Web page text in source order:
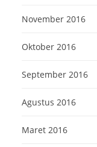
November 2016
Oktober 2016
September 2016
Agustus 2016
Maret 2016